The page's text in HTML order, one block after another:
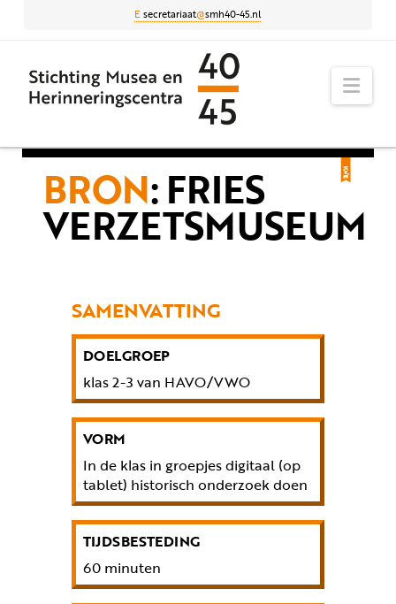
Esecretariaat@smh40-45.nl
BRON: FRIES
VERZETSMUSEUM
SAMENVATTING
DOELGROEP
klas 2-3 van HAVO/VWO
VORM
In de klas in groepjes digitaal (op
tablet) historisch onderzoek doen
TIJDSBESTEDING
60 minuten